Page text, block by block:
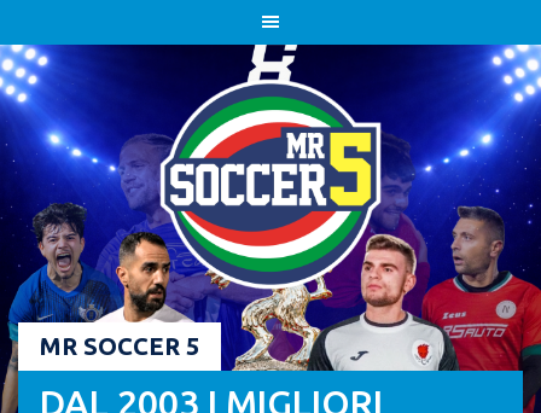
to
content
MR SOCCER 5
DAL 2003 I MIGLIORI